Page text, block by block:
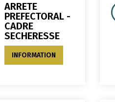
ARRETE
PREFECTORAL -
CADRE
SECHERESSE
INFORMATION